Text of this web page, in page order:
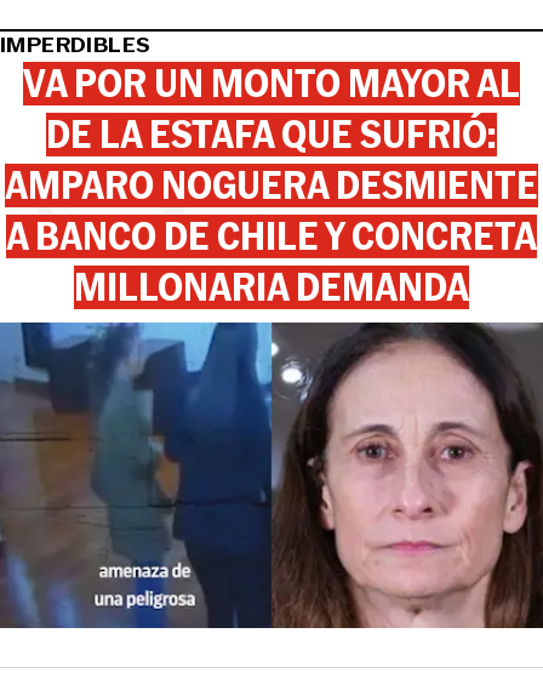
IMPERDIBLES
VA POR UN MONTO MAYOR AL
DE LA ESTAFA QUE SUFRIÓ:
AMPARO NOGUERA DESMIENTE
A BANCO DE CHILE Y CONCRETA
MILLONARIA DEMANDA